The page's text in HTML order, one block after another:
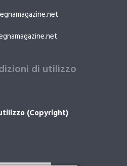
di utilizzo
(Copyright)